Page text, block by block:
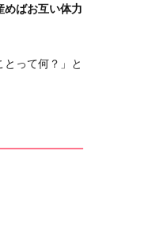
めばお互い体力
って何？」と